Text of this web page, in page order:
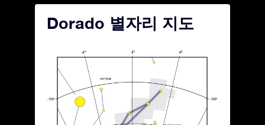
Dorado 별자리 지도